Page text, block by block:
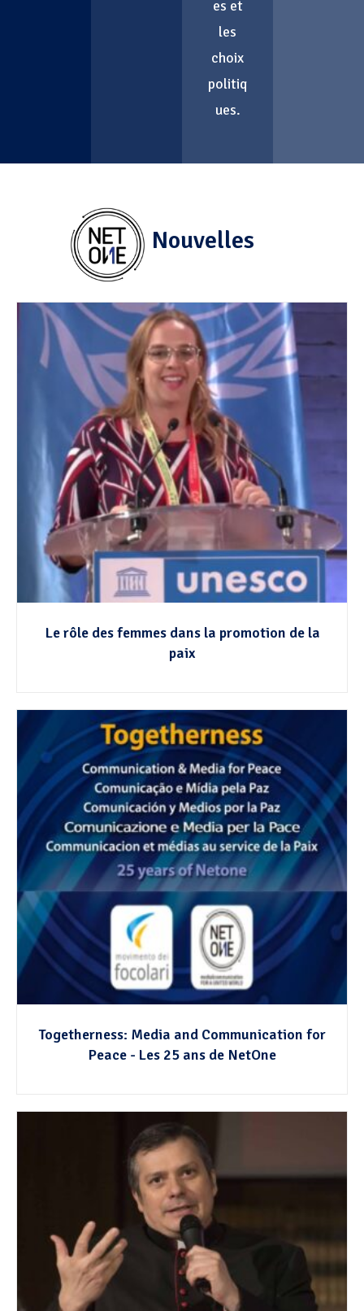
es et
les
choix
politiq
ues.
Nouvelles
Le rôle des femmes dans la promotion de la
paix
Togetherness: Media and Communication for
Peace - Les 25 ans de NetOne